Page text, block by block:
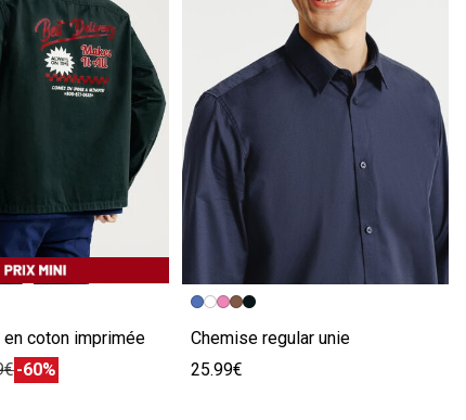
coton imprimée
-60%
Image précédente
Image suivante
Chemise regular unie
25.99€